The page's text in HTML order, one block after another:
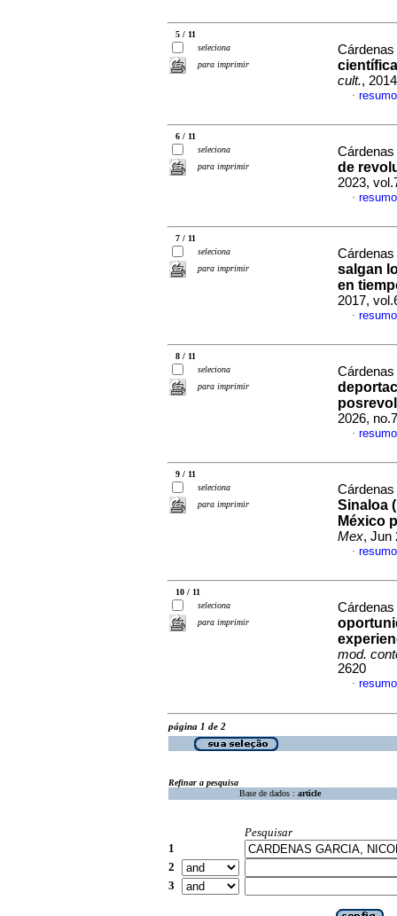
5 / 11
seleciona
para imprimir
cult.,
·
6 / 11
seleciona
para imprimir
de
2023,
·
7 / 11
seleciona
para imprimir
salgan
en
2017,
·
8 / 11
seleciona
para imprimir
2026,
·
9 / 11
seleciona
para imprimir
Sinaloa
México
Mex, Jun
·
10 / 11
seleciona
para imprimir
mod.
2620
·
página 1 de 2
Refinar a pesquisa
Base de dados : article
Pesquisar
1
2
3